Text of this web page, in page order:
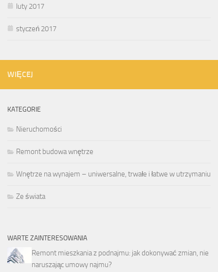
luty 2017
styczeń 2017
WIĘCEJ
KATEGORIE
Nieruchomości
Remont budowa wnętrze
Wnętrze na wynajem – uniwersalne, trwałe i łatwe w utrzymaniu
Ze świata
WARTE ZAINTERESOWANIA
Remont mieszkania z podnajmu: jak dokonywać zmian, nie
naruszając umowy najmu?